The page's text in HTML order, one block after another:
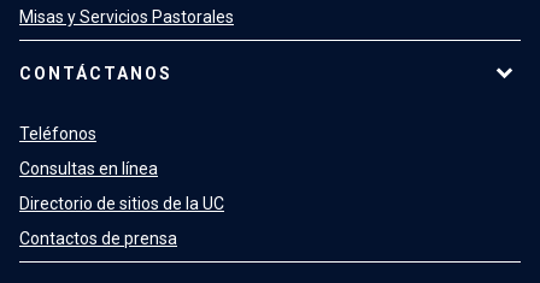
Misas y Servicios Pastorales
CONTÁCTANOS
Teléfonos
Consultas en línea
Directorio de sitios de la UC
Contactos de prensa